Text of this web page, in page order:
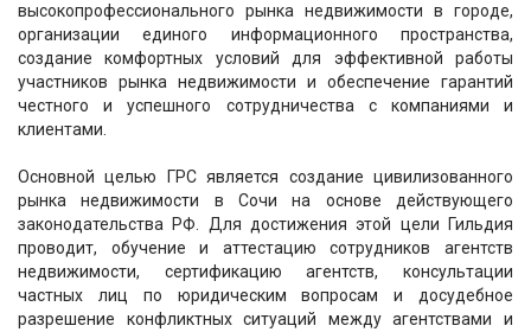
высокопрофессионального рынка недвижимости в городе,
организации единого информационного пространства,
создание комфортных условий для эффективной работы
участников рынка недвижимости и обеспечение гарантий
честного и успешного сотрудничества с компаниями и
клиентами.
Основной целью ГРС является создание цивилизованного
рынка недвижимости в Сочи на основе действующего
законодательства РФ. Для достижения этой цели Гильдия
проводит, обучение и аттестацию сотрудников агентств
недвижимости, сертификацию агентств, консультации
частных лиц по юридическим вопросам и досудебное
разрешение конфликтных ситуаций между агентствами и